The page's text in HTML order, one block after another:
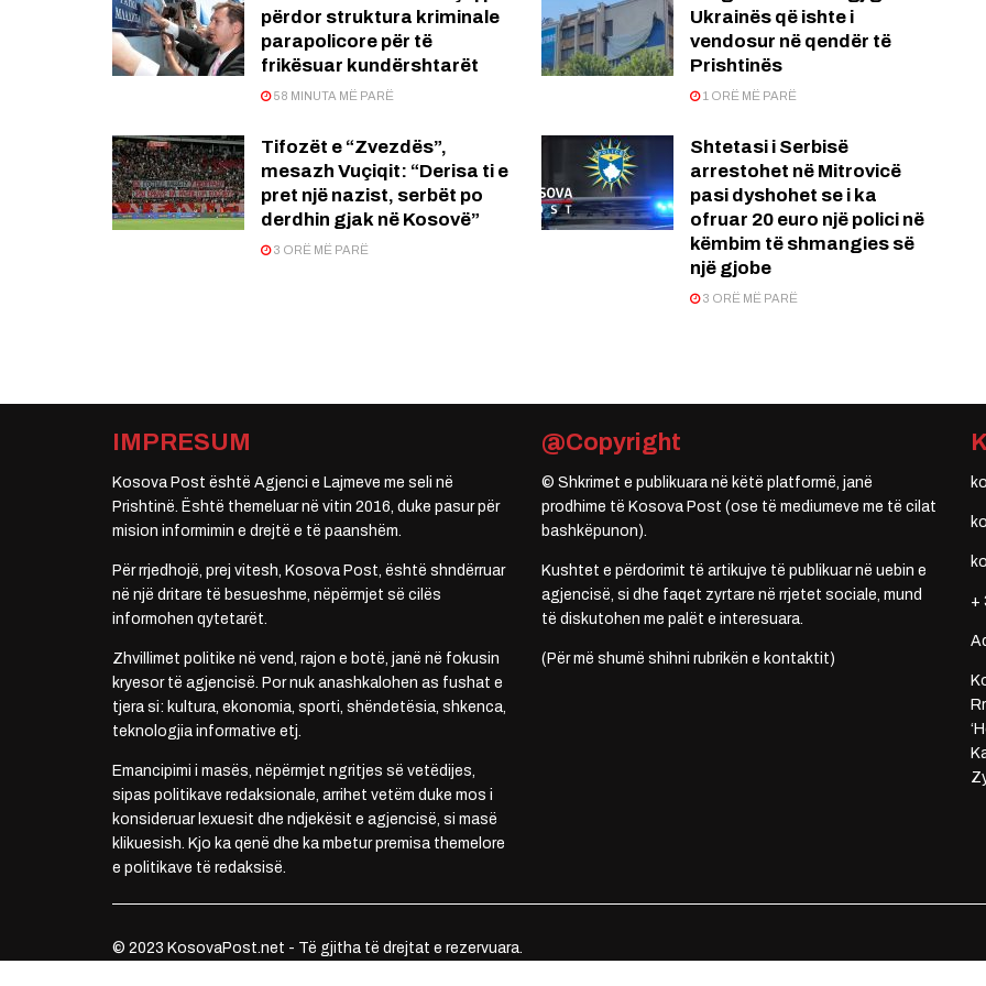
përdor struktura kriminale
parapolicore për të
frikësuar kundërshtarët
58 MINUTA MË PARË
Ukrainës që ishte i
vendosur në qendër të
Prishtinës
1 ORË MË PARË
Tifozët e “Zvezdës”,
mesazh Vuçiqit: “Derisa ti e
pret një nazist, serbët po
derdhin gjak në Kosovë”
3 ORË MË PARË
Shtetasi i Serbisë
arrestohet në Mitrovicë
pasi dyshohet se i ka
ofruar 20 euro një polici në
këmbim të shmangies së
një gjobe
3 ORË MË PARË
IMPRESUM
Kosova Post është Agjenci e Lajmeve me seli në
Prishtinë. Është themeluar në vitin 2016, duke pasur për
mision informimin e drejtë e të paanshëm.
Për rrjedhojë, prej vitesh, Kosova Post, është shndërruar
në një dritare të besueshme, nëpërmjet së cilës
informohen qytetarët.
Zhvillimet politike në vend, rajon e botë, janë në fokusin
kryesor të agjencisë. Por nuk anashkalohen as fushat e
tjera si: kultura, ekonomia, sporti, shëndetësia, shkenca,
teknologjia informative etj.
Emancipimi i masës, nëpërmjet ngritjes së vetëdijes,
sipas politikave redaksionale, arrihet vetëm duke mos i
konsideruar lexuesit dhe ndjekësit e agjencisë, si masë
klikuesish. Kjo ka qenë dhe ka mbetur premisa themelore
e politikave të redaksisë.
@Copyright
© Shkrimet e publikuara në këtë platformë, janë
prodhime të Kosova Post (ose të mediumeve me të cilat
bashkëpunon).
Kushtet e përdorimit të artikujve të publikuar në uebin e
agjencisë, si dhe faqet zyrtare në rrjetet sociale, mund
të diskutohen me palët e interesuara.
(Për më shumë shihni rubrikën e kontaktit)
+
© 2023 KosovaPost.net - Të gjitha të drejtat e rezervuara.